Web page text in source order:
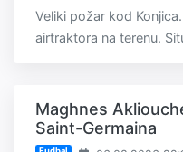
Veliki požar kod
airtraktora na terenu.
Maghnes
Saint-Germaina